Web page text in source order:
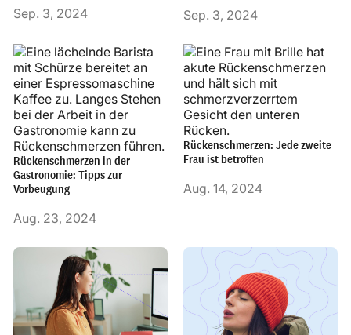
Sep. 3, 2024 Sep. 3, 2024
Rückenschmerzen in der
Gastronomie: Tipps zur
Vorbeugung
Aug. 23, 2024
Rückenschmerzen: Jede zweite
Frau ist betroffen
Aug. 14, 2024